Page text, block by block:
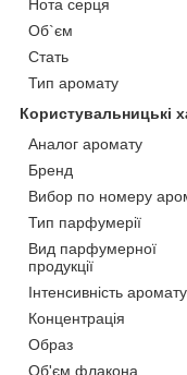
Нота серця
Об`єм
Стать
Тип аромату
Користувальницькі
Аналог аромату
Бренд
Вибор по номеру
Тип парфумерії
Вид парфумерної
продукції
Інтенсивність аромату
Концентрація
Образ
Об'єм флакона